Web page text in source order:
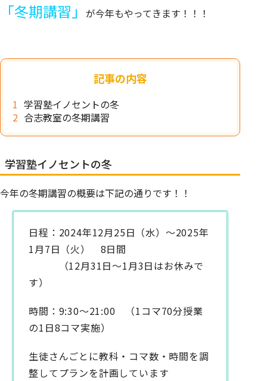
「冬期講習」 が今年もやってきます！！！
記事の内容
学習塾イノセントの冬
合志教室の冬期講習
学習塾イノセントの冬
今年の冬期講習の概要は下記の通りです！！
日程：2024年12月25日（水）～2025年
1月7日（火） 8日間
（12月31日～1月3日はお休みで
す）
時間：9:30～21:00 （1コマ70分授業
の1日8コマ実施）
生徒さんごとに教科・コマ数・時間を調
整してプランを計画しています